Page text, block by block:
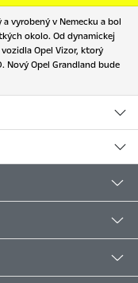
vyrobený v Nemecku a bol
okolo. Od dynamickej
Opel Vizor, ktorý
Nový Opel Grandland bude